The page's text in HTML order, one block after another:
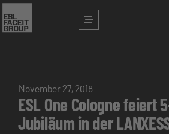
November 27, 2018
ESL One Cologne feiert
Jubiläum in der